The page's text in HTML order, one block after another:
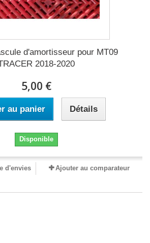
d'amortisseur pour MT09
2018-2020
5,00 €
au panier Détails
Disponible
d'envies Ajouter au comparateur